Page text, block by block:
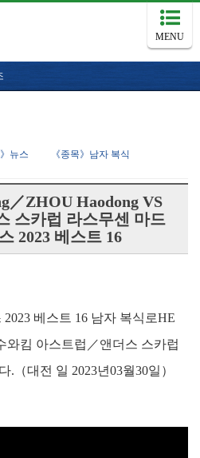
MENU
》뉴스 《종목》남자 복식
／ZHOU Haodong VS
스카럽 라스무센 마드
2023 베스트 16
베스트 16 남자 복식로HE
와킴 아스트럽／앤더스 스카럽
（대전 일 2023년03월30일）